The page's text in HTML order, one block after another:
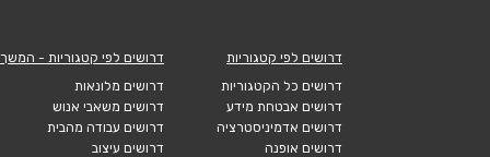
דרושים לפי קטגוריות
דרושים כל הקטגוריות
דרושים אבטחת מידע
דרושים אדמיניסטרציה
דרושים אופנה
דרושים לפי קטגוריות - המשך
דרושים מלונאות
דרושים משאבי אנוש
דרושים עבודה מהבית
דרושים עיצוב